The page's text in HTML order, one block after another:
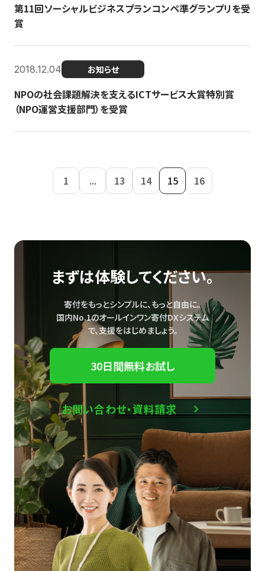
第11回ソーシャルビジネスプランコンペ準グランプリを受
賞
2018.12.04 お知らせ
NPOの社会課題解決を支えるICTサービス大賞特別賞
（NPO運営支援部門）を受賞
1 ... 13 14 15 16
まずは体験してください。
寄付をもっとシンプルに、もっと自由に。
国内No.1のオールインワン寄付DXシステム
で、支援をはじめましょう。
30日間無料お試し
お問い合わせ・資料請求